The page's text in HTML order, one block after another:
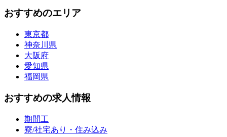
おすすめのエリア
東京都
神奈川県
大阪府
愛知県
福岡県
おすすめの求人情報
期間工
寮/社宅あり・住み込み